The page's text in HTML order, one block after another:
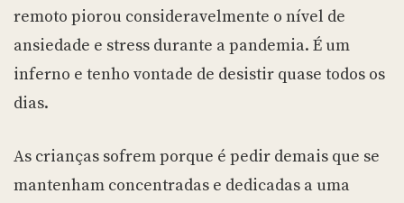
remoto piorou consideravelmente o nível de
ansiedade e stress durante a pandemia. É um
inferno e tenho vontade de desistir quase todos os
dias.
As crianças sofrem porque é pedir demais que se
mantenham concentradas e dedicadas a uma